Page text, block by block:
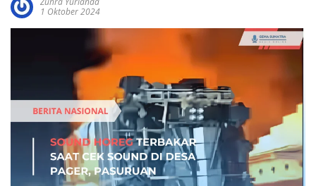
1 Oktober 2024